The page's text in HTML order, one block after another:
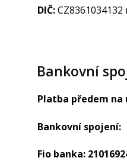
DIČ:CZ8361034132
Bankovní
Platba předem na
Bankovní spojení:
Fio banka: